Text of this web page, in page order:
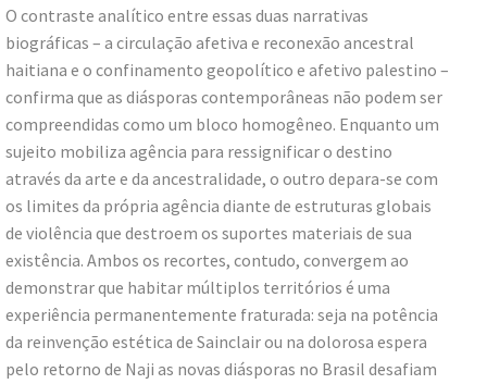
O contraste analítico entre essas duas narrativas
biográficas – a circulação afetiva e reconexão ancestral
haitiana e o confinamento geopolítico e afetivo palestino –
confirma que as diásporas contemporâneas não podem ser
compreendidas como um bloco homogêneo. Enquanto um
sujeito mobiliza agência para ressignificar o destino
através da arte e da ancestralidade, o outro depara-se com
os limites da própria agência diante de estruturas globais
de violência que destroem os suportes materiais de sua
existência. Ambos os recortes, contudo, convergem ao
demonstrar que habitar múltiplos territórios é uma
experiência permanentemente fraturada: seja na potência
da reinvenção estética de Sainclair ou na dolorosa espera
pelo retorno de Naji as novas diásporas no Brasil desafiam